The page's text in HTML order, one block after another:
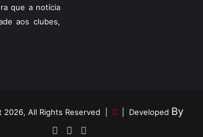
que a notícia
aos clubes,
2026, All Rights Reserved | | Developed By
Facebook
YouTube